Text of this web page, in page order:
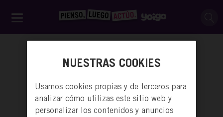
NUESTRAS COOKIES
Usamos cookies propias y de terceros para
analizar cómo utilizas este sitio web y
personalizar los contenidos y anuncios